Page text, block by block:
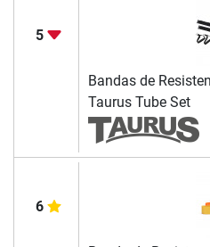
5
Bandas de
Taurus Tube Set
6